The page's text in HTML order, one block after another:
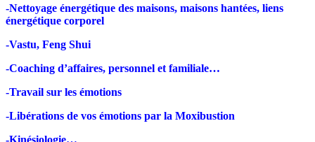
-Nettoyage énergétique des maisons, maisons hantées, liens
énergétique corporel
-Vastu, Feng Shui
-Coaching d’affaires, personnel et familiale…
-Travail sur les émotions
-Libérations de vos émotions par la Moxibustion